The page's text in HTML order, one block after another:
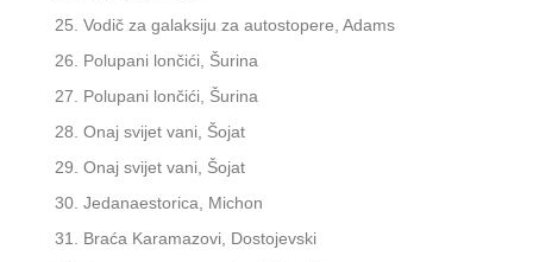
Vodič za galaksiju za autostopere, Adams
Polupani lončići, Šurina
Polupani lončići, Šurina
Onaj svijet vani, Šojat
Onaj svijet vani, Šojat
Jedanaestorica, Michon
Braća Karamazovi, Dostojevski